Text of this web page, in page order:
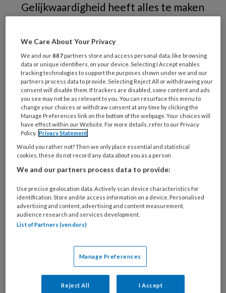
Gelijkwaardigheid heeft alles te maken
wat kinderen kunnen en wat ze van jou
mogen.
Hoe
REGISTREREN
Wil je dit artikel lezen?
Maak gratis een account aan en lees 2
artikelen gratis per maand
Al een account of abonnement?
We Care About Your Privacy
We and our887 partners store and access personal data, like browsing
data or unique identifiers, on your device. Selecting I Accept enables
tracking technologies to support the purposes shown under we and our
partners process data to provide. Selecting Reject All or withdrawing your
consent will disable them. If trackers are disabled, some content and ads
you see may not be as relevant to you. You can resurface this menu to
change your choices or withdraw consent at any time by clicking the
Manage Preferences link on the bottom of the webpage. Your choices will
have effect within our Website. For more details, refer to our Privacy
Policy. Privacy Statement
Would you rather not? Then we only place essential and statistical
cookies, these do not record any data about you as a person
We and our partners process data to provide:
Use precise geolocation data. Actively scan device characteristics for
identification. Store and/or access information on a device. Personalised
advertising and content, advertising and content measurement,
audience research and services development.
List of Partners (vendors)
Manage Preferences
Reject All I Accept